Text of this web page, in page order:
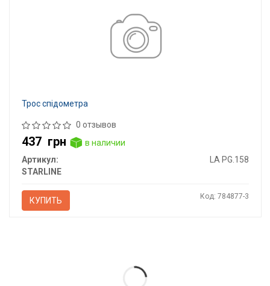
Трос спідометра
0 отзывов
437 грн
в наличии
Артикул:
LA PG.158
STARLINE
КУПИТЬ Код: 784877-3